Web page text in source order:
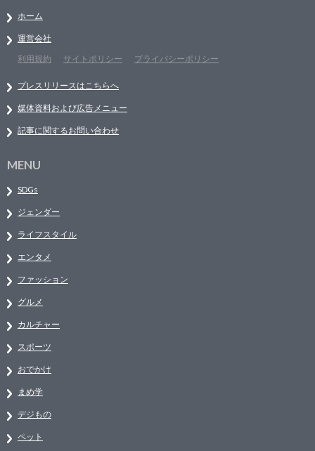
ホーム
運営会社
利用規約
サイトポリシー プライバシーポリシー
プレスリリースはこちらへ
媒体資料および広告メニュー
記事に関するお問い合わせ
MENU
SDGs
ジェンダー
ライフスタイル
エンタメ
ファッション
グルメ
カルチャー
スポーツ
おでかけ
まめ学
デジもの
ペット